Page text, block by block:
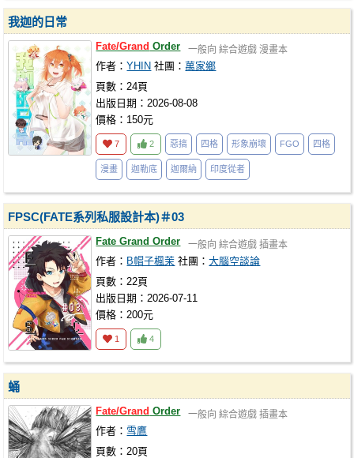
我迦的日常
Fate/Grand Order 一般向 綜合遊戲 漫畫本
作者：YHIN 社團：萬家鄉
頁數：24頁
出版日期：2026-08-08
價格：150元
7 2 惡搞 四格 形象崩壞 FGO 四格
漫畫 迦勒底 迦爾納 印度從者
FPSC(FATE系列私服設計本)＃03
Fate Grand Order 一般向 綜合遊戲 插畫本
作者： B帽子楓茉 社團：大腦空談論
頁數：22頁
出版日期：2026-07-11
價格：200元
1 4
蛹
Fate/Grand Order 一般向 綜合遊戲 插畫本
作者： 雪鷹
頁數：20頁